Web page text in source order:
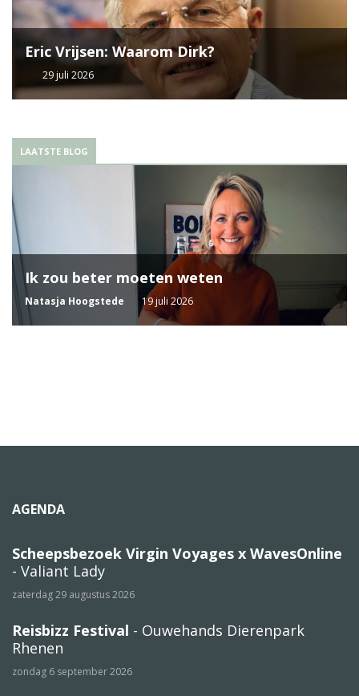
Eric Vrijsen: Waarom Dirk?
29 juli 2026
LAATSTE BLOG
Ik zou beter moeten weten
Natasja Hoogstede 19 juli 2026
AGENDA
Scheepsbezoek Virgin Voyages x WavesOnline
- Valiant Lady
zaterdag 29 augustus 2026
Reisbizz Festival - Ouwehands Dierenpark
Rhenen
zondag 6 september 2026